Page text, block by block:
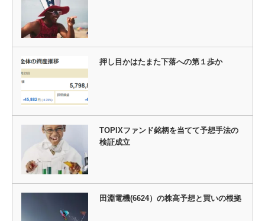
押し目かはたまた下落への第１歩か
TOPIXファンド銘柄を当てて予想手法の
検証成立
田淵電機(6624）の株高予想と買いの根拠